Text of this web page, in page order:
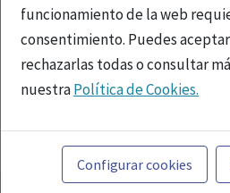
funcionamiento de la web
consentimiento. Puedes
rechazarlas todas o consultar
nuestraPolítica de Cookies.
Toda la información incluida en
referida a productos del
tanto, dirigida a profesionales
Configurar cookies